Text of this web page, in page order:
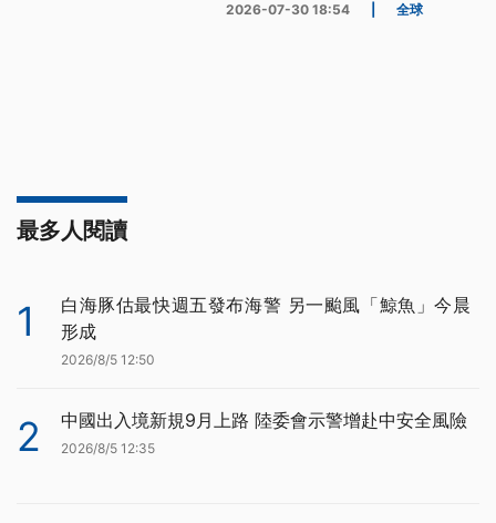
2026-07-30 18:54 全球
最多人閱讀
1
白海豚估最快週五發布海警 另一颱風「鯨魚」今晨
形成
2026/8/5 12:50
2 中國出入境新規9月上路 陸委會示警增赴中安全風險
2026/8/5 12:35